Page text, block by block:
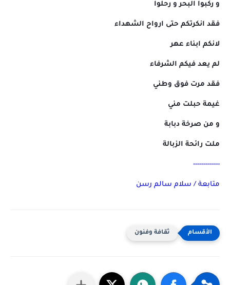
و ركبوا البحر و رحلوا
فقد انكرتكم حتى ارواح الشهداء
لانكم ابناء عهر
لم يعد فيكم الشرفاء
فقد مرت فوق وطني
غيمة حبلت مني
و من صرخة دبابة
ملت رائحة الزبالة
-------------
متابعة / سلام سالم رسن
ثقافة وفنون